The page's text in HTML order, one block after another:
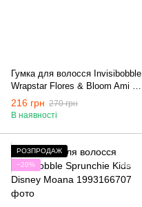
Гумка для волосся Invisibobble
Wrapstar Flores & Bloom Ami &
Co
216 грн 270 грн
В наявності
РОЗПРОДАЖ
−20%